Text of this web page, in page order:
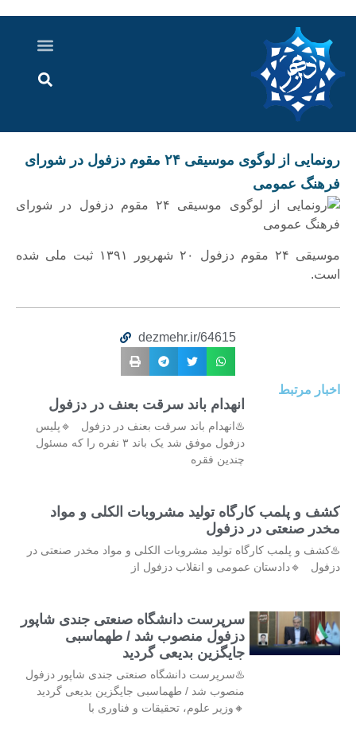
رونمایی از لوگوی موسیقی ۲۴ مقوم دزفول در شورای
فرهنگ عمومی
موسیقی ۲۴ مقوم دزفول ۲۰ شهریور ۱۳۹۱ ثبت ملی شده
است.
dezmehr.ir/64615
اخبار مرتبط
انهدام باند سرقت بعنف در دزفول
♨️انهدام باند سرقت بعنف در دزفول 🔹پلیس
دزفول موفق شد یک باند ۳ نفره را که مسئول
چندین فقره
کشف و پلمب کارگاه تولید مشروبات الکلی و مواد
مخدر صنعتی در دزفول
♨️کشف و پلمب کارگاه تولید مشروبات الکلی و مواد مخدر صنعتی در
دزفول 🔹دادستان عمومی و انقلاب دزفول از
سرپرست دانشگاه صنعتی جندی شاپور
دزفول منصوب شد / طهماسبی
جایگزین بدیعی گردید
♨️سرپرست دانشگاه صنعتی جندی شاپور دزفول
منصوب شد / طهماسبی جایگزین بدیعی گردید
🔸وزیر علوم، تحقیقات و فناوری با